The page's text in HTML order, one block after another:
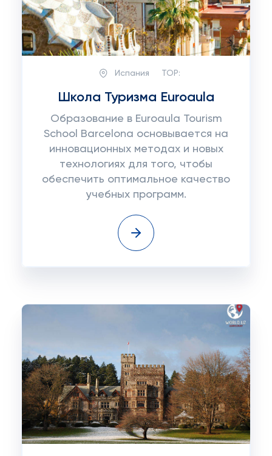
Испания TOP:
Школа Туризма Euroaula
Образование в Euroaula Tourism
School Barcelona основывается на
инновационных методах и новых
технологиях для того, чтобы
обеспечить оптимальное качество
учебных программ.